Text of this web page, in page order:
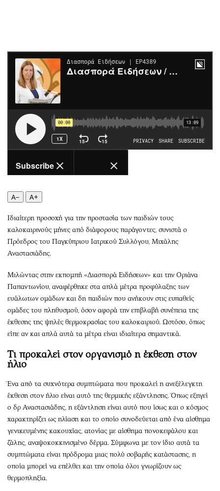
Πολιτισμός
Σινεμά
Θέατρο-Χορός
Μουσική
Εικαστικά
Βιβλίο
Χειρόγραφα
Εκπομπές
Wine routes
Προσφορές
Προσωπικότητες στην ''Κ''
Επιστολές
A− A+
Ιδιαίτερη προσοχή για την προστασία των παιδιών τους
καλοκαιρινούς μήνες από διάφορους παράγοντες, συνιστά ο
Πρόεδρος του Παγκύπριου Ιατρικού Συλλόγου, Μιχάλης
Αναστασιάδης.
Μιλώντας στην εκπομπή «Διασπορά Ειδήσεων» και την Οριάνα
Παπαντωνίου, αναφέρθηκε στα απλά μέτρα προφύλαξης των
ευάλωτων ομάδων και δη παιδιών που ανήκουν στις ευπαθείς
ομάδες του πληθυσμού, όσον αφορά την επιβλαβή συνέπεια της
έκθεσης της ψηλές θερμοκρασίας του καλοκαιριού. Ωστόσο, όπως
είπε αν και απλά αυτά τα μέτρα είναι ιδιαίτερα σημαντικά.
Τι προκαλεί στον οργανισμό η έκθεση στον
ήλιο
Ένα από τα συχνότερα συμπτώματα που προκαλεί η ανεξέλεγκτη
έκθεση στον ήλιο είναι αυτό της θερμικής εξάντλησης. Όπως εξηγεί
ο δρ Αναστασιάδης, η εξάντληση είναι αυτό που ίσως και ο κόσμος
χαρακτηρίζει ως ηλίαση και το οποίο συνοδεύεται από ένα αίσθημα
γενικευμένης κακουχίας, ατονίας με αίσθημα πονοκεφάλου και
ζάλης, αναψοκοκκινισμένο δέρμα. Σύμφωνα με τον ίδιο αυτά τα
συμπτώματα είναι πρόδρομα μιας πολύ σοβαρής κατάστασης, η
οποία μπορεί να επέλθει και την οποία όλοι γνωρίζουν ως
θερμοπληξία.